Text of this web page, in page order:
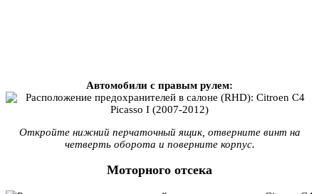
Автомобили с правым рулем:
Откройте нижний перчаточный ящик, отверните винт на
четверть оборота и поверните корпус.
Моторного отсека